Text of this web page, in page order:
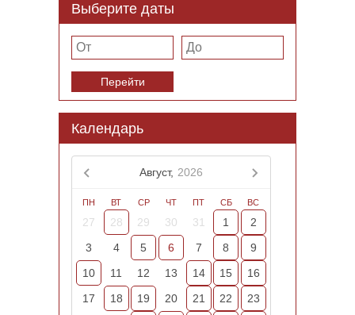
Выберите даты
Перейти
Календарь
Август, 2026
ПН ВТ СР ЧТ ПТ СБ ВС
27 28 29 30 31 1
2
3
4 5 6 7 8
9
10
11 12 13 14 15
16
17
18 19 20 21 22
23